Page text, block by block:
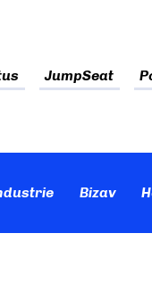
JumpSeat
Bizav